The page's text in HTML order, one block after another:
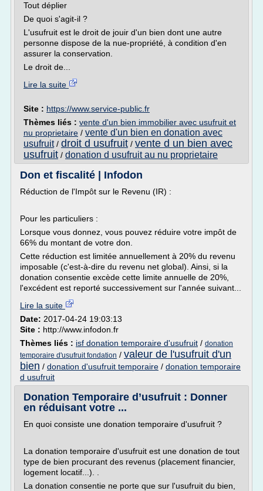
Tout déplier
De quoi s'agit-il ?
L'usufruit est le droit de jouir d'un bien dont une autre
personne dispose de la nue-propriété, à condition d'en
assurer la conservation.
Le droit de...
Lire la suite
Site : https://www.service-public.fr
Thèmes liés : vente d'un bien immobilier avec usufruit et
nu proprietaire / vente d'un bien en donation avec
usufruit/ droit d usufruit / vente d un bien avec
usufruit / donation d usufruit au nu proprietaire
Don et fiscalité | Infodon
Réduction de l'Impôt sur le Revenu (IR) :
Pour les particuliers :
Lorsque vous donnez, vous pouvez réduire votre impôt de
66% du montant de votre don.
Cette réduction est limitée annuellement à 20% du revenu
imposable (c'est-à-dire du revenu net global). Ainsi, si la
donation consentie excède cette limite annuelle de 20%,
l'excédent est reporté successivement sur l'année suivant...
Lire la suite
Date: 2017-04-24 19:03:13
Site : http://www.infodon.fr
Thèmes liés : isf donation temporaire d'usufruit / donation
temporaire d'usufruit fondation / valeur de l'usufruit d'un
bien / donation d'usufruit temporaire / donation temporaire
d usufruit
Donation Temporaire d’usufruit : Donner
en réduisant votre ...
En quoi consiste une donation temporaire d'usufruit ?
La donation temporaire d'usufruit est une donation de tout
type de bien procurant des revenus (placement financier,
logement locatif...). .
La donation consentie ne porte que sur l'usufruit du bien,